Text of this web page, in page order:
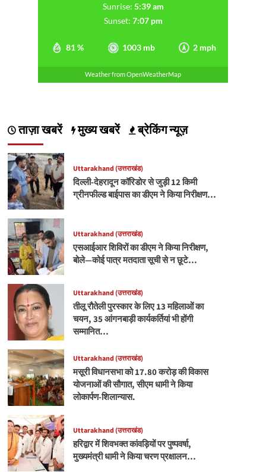
81 % 1003 mb 2 mph
Sunrise: 5:39 am
Sunset: 7:07 pm
Weather from OpenWeatherMap
ताज़ा खबरें मुख्य खबरें ब्रेकिंग न्यूज़
Uttarakhand (उत्तराखंड)
दिल्ली-देहरादून कॉरिडोर से जुड़ी 12 किमी
ग्रीनफील्ड बाईपास का डीएम ने किया निरीक्षण…
Uttarakhand (उत्तराखंड)
एसआईआर शिविरों का डीएम ने किया निरीक्षण,
बोले—कोई पात्र मतदाता सूची से न छूटे…
Uttarakhand (उत्तराखंड)
तीलू रौतेली पुरस्कार के लिए 13 महिलाओं का
चयन, 35 आंगनबाड़ी कार्यकर्तियां भी होंगी
सम्मानित…
Uttarakhand (उत्तराखंड)
मसूरी विधानसभा को 17.80 करोड़ की विकास
योजनाओं की सौगात, सीएम धामी ने किया
लोकार्पण-शिलान्यास.
Uttarakhand (उत्तराखंड)
हरिद्वार में शिवभक्त कांवड़ियों पर पुष्पवर्षा,
मुख्यमंत्री धामी ने किया चरण प्रक्षालन…